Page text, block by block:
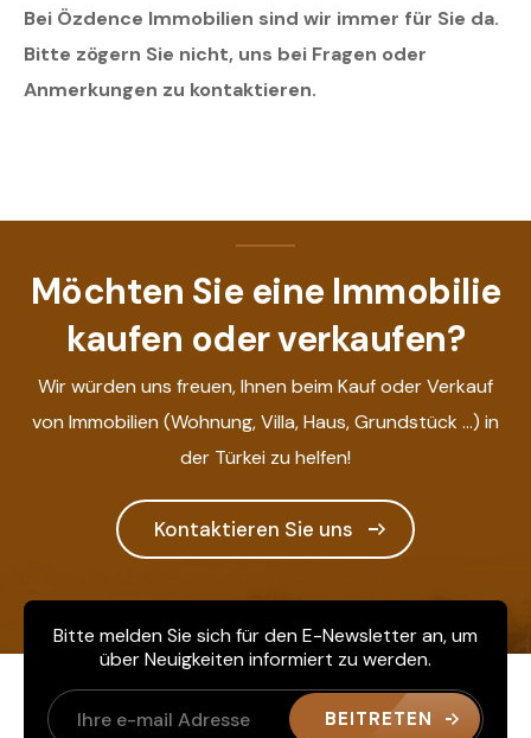
Bei Özdence Immobilien sind wir immer für Sie da.
Bitte zögern Sie nicht, uns bei Fragen oder
Anmerkungen zu kontaktieren.
Möchten Sie eine Immobilie
kaufen oder verkaufen?
Wir würden uns freuen, Ihnen beim Kauf oder Verkauf
von Immobilien (Wohnung, Villa, Haus, Grundstück ...) in
der Türkei zu helfen!
Kontaktieren Sie uns
Bitte melden Sie sich für den E-Newsletter an, um
über Neuigkeiten informiert zu werden.
BEITRETEN